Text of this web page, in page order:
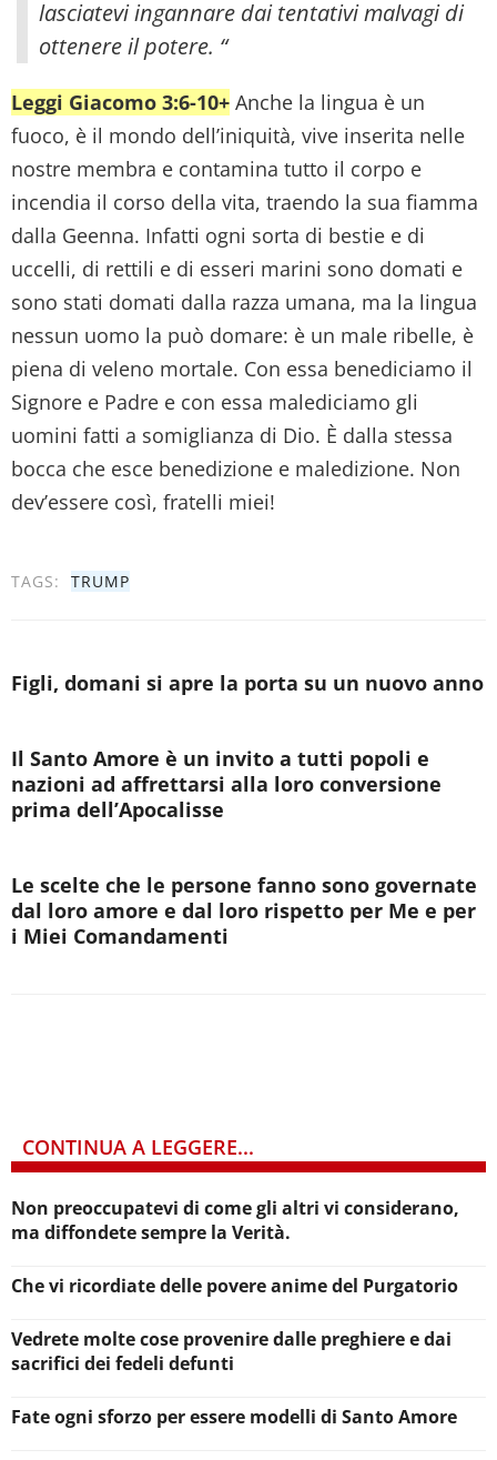
lasciatevi ingannare dai tentativi malvagi di
ottenere il potere. “
Leggi Giacomo 3:6-10+ Anche la lingua è un
fuoco, è il mondo dell’iniquità, vive inserita nelle
nostre membra e contamina tutto il corpo e
incendia il corso della vita, traendo la sua fiamma
dalla Geenna. Infatti ogni sorta di bestie e di
uccelli, di rettili e di esseri marini sono domati e
sono stati domati dalla razza umana, ma la lingua
nessun uomo la può domare: è un male ribelle, è
piena di veleno mortale. Con essa benediciamo il
Signore e Padre e con essa malediciamo gli
uomini fatti a somiglianza di Dio. È dalla stessa
bocca che esce benedizione e maledizione. Non
dev’essere così, fratelli miei!
TAGS: TRUMP
Figli, domani si apre la porta su un nuovo anno
Il Santo Amore è un invito a tutti popoli e
nazioni ad affrettarsi alla loro conversione
prima dell’Apocalisse
Le scelte che le persone fanno sono governate
dal loro amore e dal loro rispetto per Me e per
i Miei Comandamenti
CONTINUA A LEGGERE...
Non preoccupatevi di come gli altri vi considerano,
ma diffondete sempre la Verità.
Che vi ricordiate delle povere anime del Purgatorio
Vedrete molte cose provenire dalle preghiere e dai
sacrifici dei fedeli defunti
Fate ogni sforzo per essere modelli di Santo Amore